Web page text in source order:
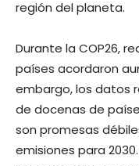
región del planeta.
Durante la COP26,
países acordaron
embargo, los datos
de docenas de
son promesas
emisiones para